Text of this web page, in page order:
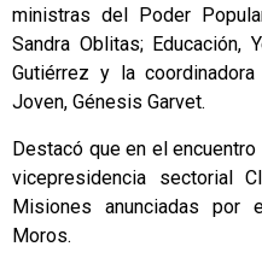
ministras del Poder
Sandra Oblitas; Educación,
Gutiérrez y la
Joven, Génesis Garvet.
Destacó que en el
vicepresidencia sectorial
Misiones anunciadas por
Moros.